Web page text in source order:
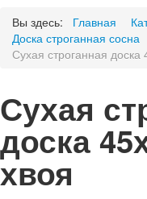
Вы здесь:
Главная
Доска строганная сосна
Сухая строганная
Сухая
доска
хвоя